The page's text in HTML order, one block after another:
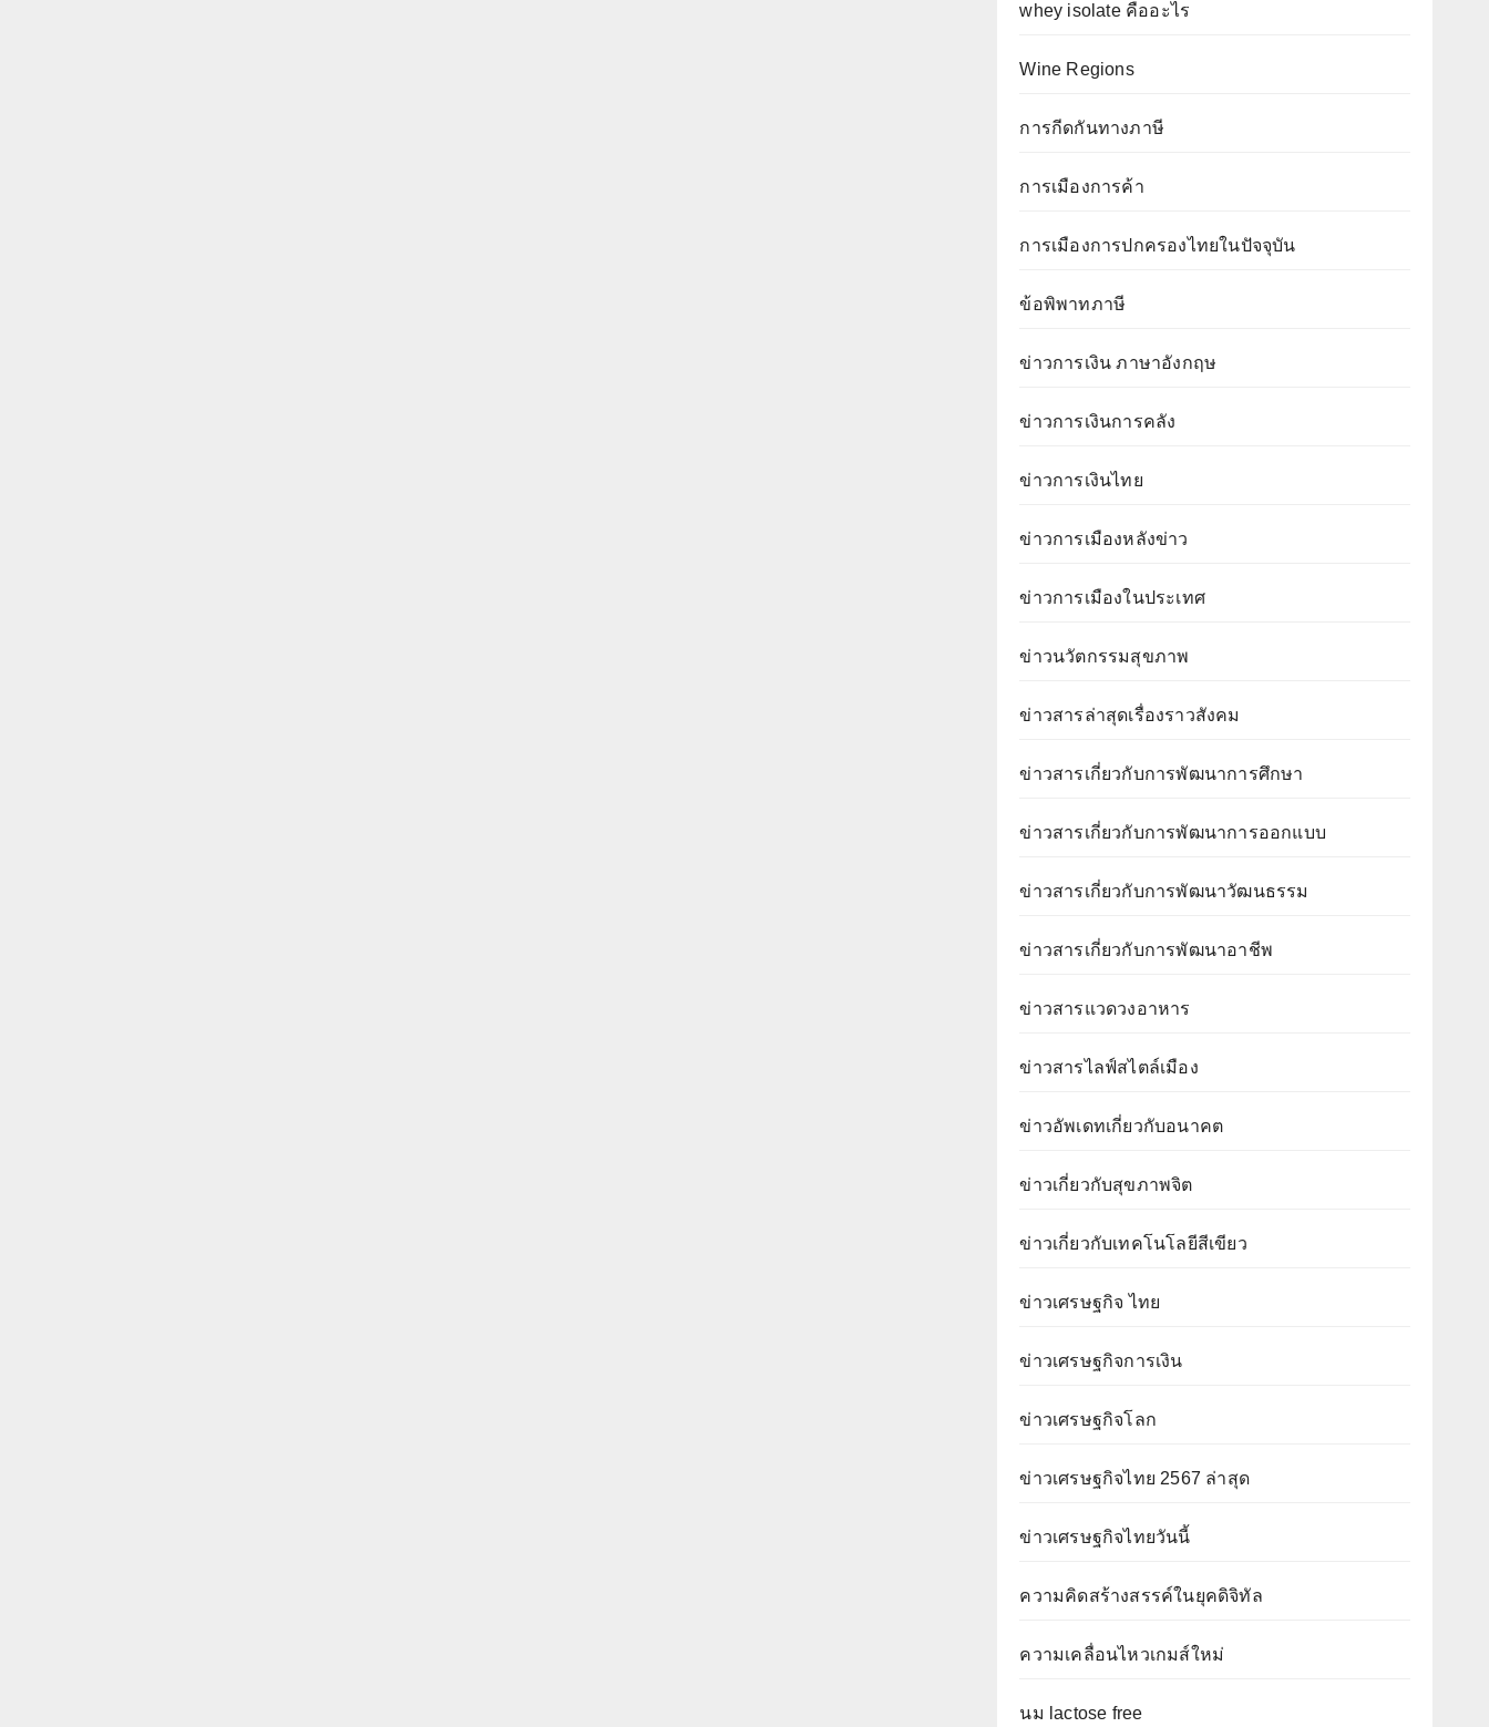
whey isolate คืออะไร
Wine Regions
การกีดกันทางภาษี
การเมืองการค้า
การเมืองการปกครองไทยในปัจจุบัน
ข้อพิพาทภาษี
ข่าวการเงิน ภาษาอังกฤษ
ข่าวการเงินการคลัง
ข่าวการเงินไทย
ข่าวการเมืองหลังข่าว
ข่าวการเมืองในประเทศ
ข่าวนวัตกรรมสุขภาพ
ข่าวสารล่าสุดเรื่องราวสังคม
ข่าวสารเกี่ยวกับการพัฒนาการศึกษา
ข่าวสารเกี่ยวกับการพัฒนาการออกแบบ
ข่าวสารเกี่ยวกับการพัฒนาวัฒนธรรม
ข่าวสารเกี่ยวกับการพัฒนาอาชีพ
ข่าวสารแวดวงอาหาร
ข่าวสารไลฟ์สไตล์เมือง
ข่าวอัพเดทเกี่ยวกับอนาคต
ข่าวเกี่ยวกับสุขภาพจิต
ข่าวเกี่ยวกับเทคโนโลยีสีเขียว
ข่าวเศรษฐกิจ ไทย
ข่าวเศรษฐกิจการเงิน
ข่าวเศรษฐกิจโลก
ข่าวเศรษฐกิจไทย 2567 ล่าสุด
ข่าวเศรษฐกิจไทยวันนี้
ความคิดสร้างสรรค์ในยุคดิจิทัล
ความเคลื่อนไหวเกมส์ใหม่
นม lactose free